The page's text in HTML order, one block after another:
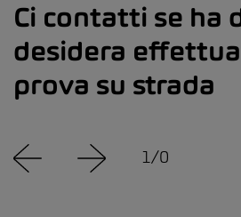
Ci contatti se ha
desidera
prova su strada
1/0